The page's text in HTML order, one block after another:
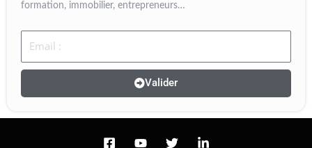
formation, immobilier, entrepreneurs…
Email
Valider